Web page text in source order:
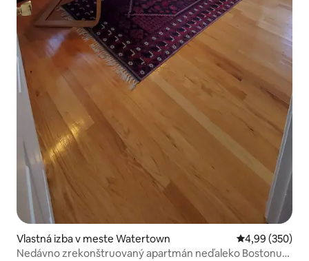
Vlastná izba v meste Watertown Priemerné
4,99 (350)
Nedávno zrekonštruovaný apartmán neďaleko Bostonu